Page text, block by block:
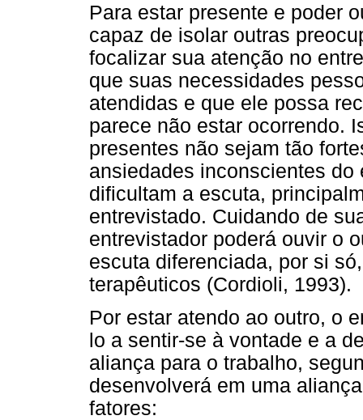
Para estar presente e poder
capaz de isolar outras
focalizar sua atenção no
que suas necessidades
atendidas e que ele possa
parece não estar ocorrendo.
presentes não sejam tão
ansiedades inconscientes
dificultam a escuta,
entrevistado. Cuidando de
entrevistador poderá ouvir o
escuta diferenciada, por si
terapêuticos (Cordioli, 1993).
Por estar atendo ao outro, o
lo a sentir-se à vontade e a
aliança para o trabalho,
desenvolverá em uma
fatores: